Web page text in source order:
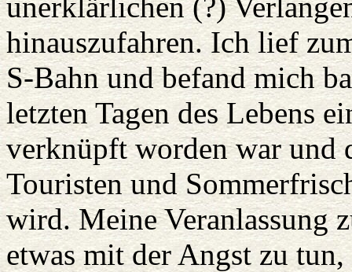
unerklärlichen (?)
hinauszufahren. Ich lief
S-Bahn und befand mich
letzten Tagen des Lebens
verknüpft worden war und
Touristen und
wird. Meine Veranlassung
etwas mit der Angst zu